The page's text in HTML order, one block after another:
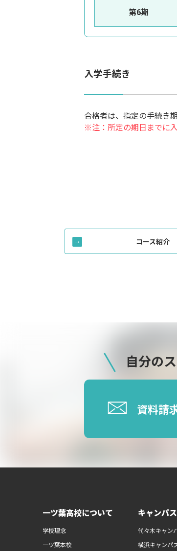
第6期
入学手続き
合格者は、指定の手続き
※注：所定の期日までに
コース紹介
自分の
資料請
一ツ葉高校について
学校理念
一ツ葉本校
キャンパス
代々木キャン
横浜キャンパ